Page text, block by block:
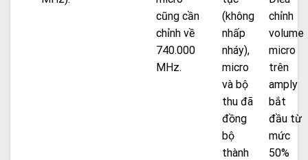
cũng cần
chỉnh về
740.000
MHz.
(không
nhấp
nháy),
micro
và bộ
thu đã
đồng
bộ
thành
chỉnh
volume
micro
trên
amply
bắt
đầu từ
mức
50%